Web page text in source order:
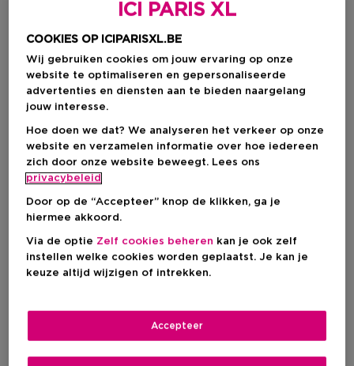
Kies je formaat
2 ST
2 ST
€ 76,00
€ 76,00
IN WINKELMANDJE
ICI PARIS XL
COOKIES OP ICIPARISXL.BE
Wij gebruiken cookies om jouw ervaring op onze
website te optimaliseren en gepersonaliseerde
advertenties en diensten aan te bieden naargelang
jouw interesse.
Hoe doen we dat? We analyseren het verkeer op onze
website en verzamelen informatie over hoe iedereen
zich door onze website beweegt. Lees ons
privacybeleid
Door op de “Accepteer” knop de klikken, ga je
hiermee akkoord.
Via de optie Zelf cookies beheren kan je ook zelf
instellen welke cookies worden geplaatst. Je kan je
keuze altijd wijzigen of intrekken.
Accepteer